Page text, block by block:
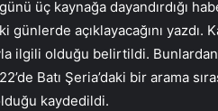
üç kaynağa dayandırdığı
açıklayacağını yazdı.
ilgili olduğu belirtildi.
Batı Şeria’daki bir arama
kaydedildi.